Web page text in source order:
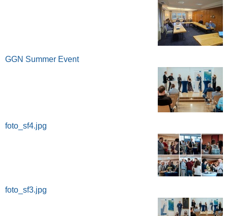
GGN Summer Event
foto_sf4.jpg
foto_sf3.jpg